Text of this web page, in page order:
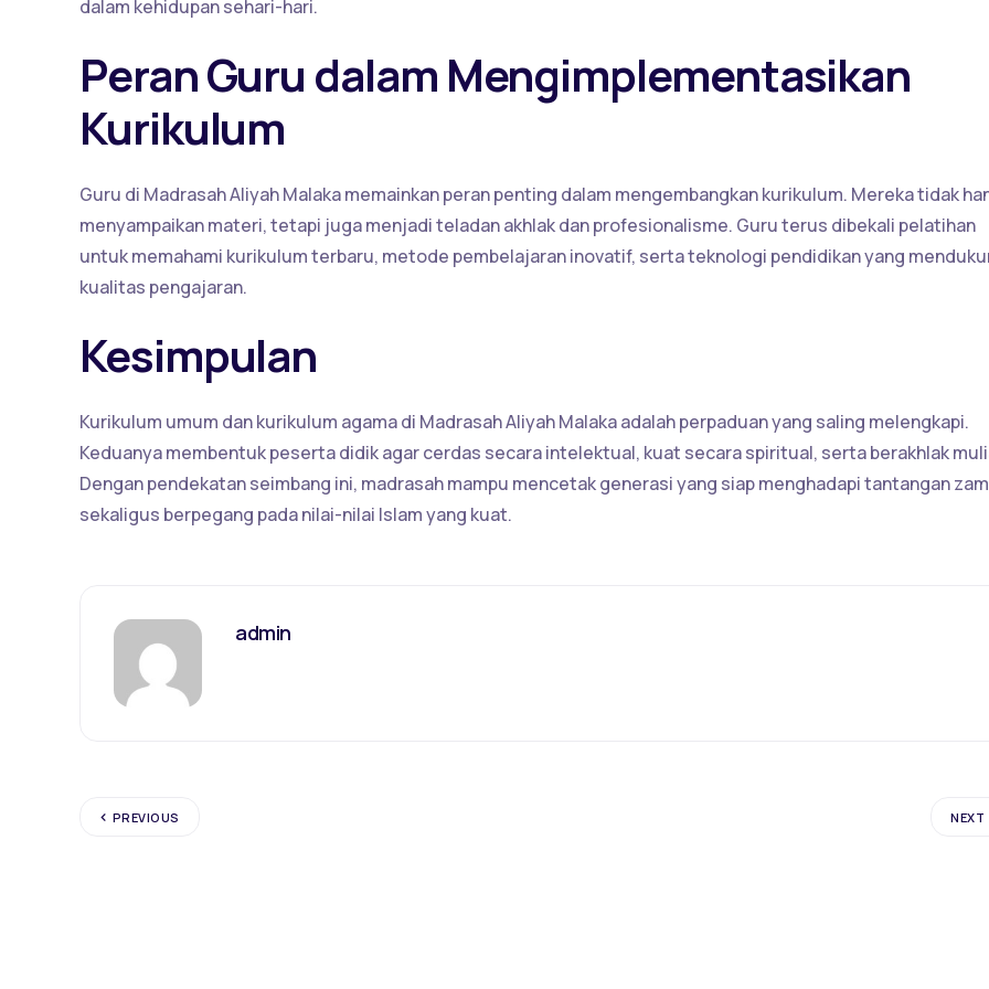
dalam kehidupan sehari-hari.
Peran Guru dalam Mengimplementasikan
Kurikulum
Guru di Madrasah Aliyah Malaka memainkan peran penting dalam mengembangkan kurikulum. Mereka tidak
menyampaikan materi, tetapi juga menjadi teladan akhlak dan profesionalisme. Guru terus dibekali pelatihan
untuk memahami kurikulum terbaru, metode pembelajaran inovatif, serta teknologi pendidikan yang
kualitas pengajaran.
Kesimpulan
Kurikulum umum dan kurikulum agama di Madrasah Aliyah Malaka adalah perpaduan yang saling melengkapi.
Keduanya membentuk peserta didik agar cerdas secara intelektual, kuat secara spiritual, serta berakhlak
Dengan pendekatan seimbang ini, madrasah mampu mencetak generasi yang siap menghadapi tantangan
sekaligus berpegang pada nilai-nilai Islam yang kuat.
admin
PREVIOUS NEXT